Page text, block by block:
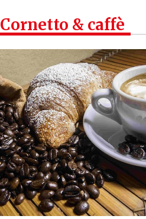
Cornetto & caffè